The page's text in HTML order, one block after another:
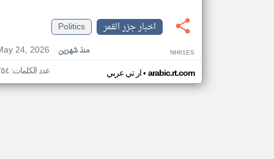
اخبار جزر القمر
Politics
24, 2026
منذ شهرين NH91ES
ار تي عربي• arabic.rt.com عدد الكلمات: ٢٥٤